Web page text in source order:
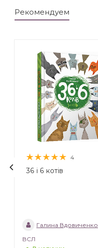
Рекомендуем
4
36 і 6 котів
Галина Вдовиченко
ВСЛ